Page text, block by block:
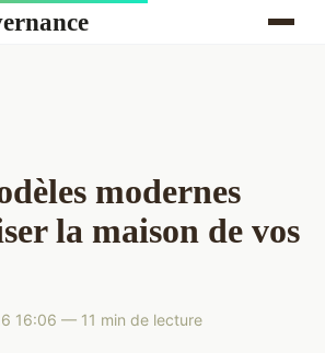
modernes
la maison de vos
16:06 — 11 min de lecture